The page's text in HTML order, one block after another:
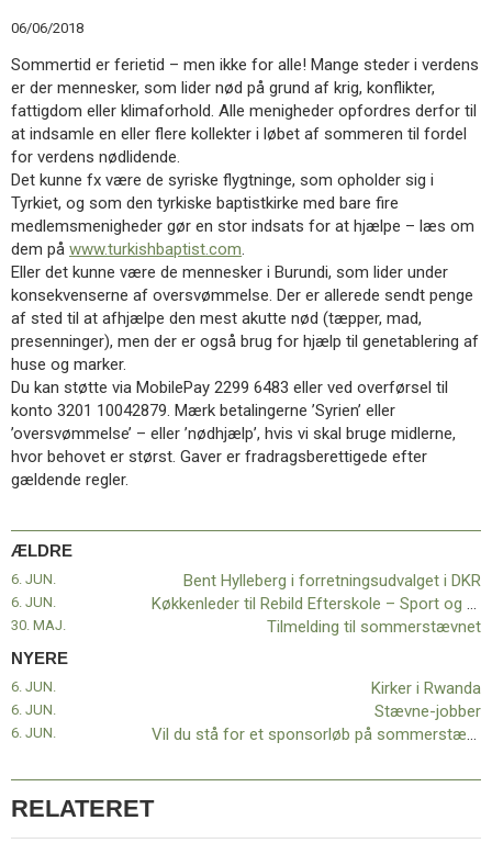
12.0:
Inspiration
13.0:
Værktøjskassen
14.0:
Mission
15.0:
Om
BaptistKirken
16.0:
Kontakt
Næste
indlæg:
Kirker
RwandaForrige
indlæg:
Bent
Hylleberg
forretningsudvalget
DKR
06/06/2018
Sommertid er ferietid – men ikke for alle! Mange steder i verdens
er der mennesker, som lider nød på grund af krig, konflikter,
fattigdom eller klimaforhold. Alle menigheder opfordres derfor til
at indsamle en eller flere kollekter i løbet af sommeren til fordel
for verdens nødlidende.
Det kunne fx være de syriske flygtninge, som opholder sig i
Tyrkiet, og som den tyrkiske baptistkirke med bare fire
medlemsmenigheder gør en stor indsats for at hjælpe – læs om
dem på www.turkishbaptist.com.
Eller det kunne være de mennesker i Burundi, som lider under
konsekvenserne af oversvømmelse. Der er allerede sendt penge
af sted til at afhjælpe den mest akutte nød (tæpper, mad,
presenninger), men der er også brug for hjælp til genetablering af
huse og marker.
Du kan støtte via MobilePay 2299 6483 eller ved overførsel til
konto 3201 10042879. Mærk betalingerne ’Syrien’ eller
’oversvømmelse’ – eller ’nødhjælp’, hvis vi skal bruge midlerne,
hvor behovet er størst. Gaver er fradragsberettigede efter
gældende regler.
ÆLDRE
6. JUN. Bent Hylleberg i forretningsudvalget i DKR
6. JUN. Køkkenleder til Rebild Efterskole – Sport og Adventure
30. MAJ. Tilmelding til sommerstævnet
NYERE
Kirker i Rwanda
6. JUN.
Stævne-jobber
6. JUN.
Vil du stå for et sponsorløb på sommerstævnet?
6. JUN.
RELATERET